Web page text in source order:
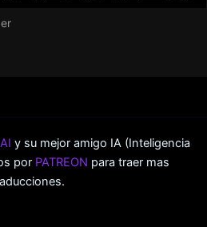
y su mejor amigo IA (Inteligencia
por PATREON para traer mas